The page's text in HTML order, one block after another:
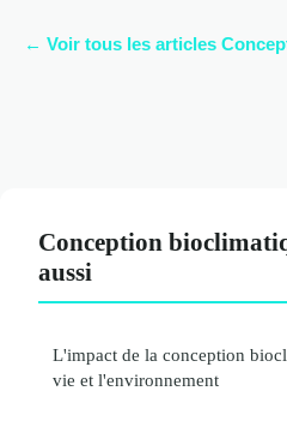
← Voir tous les articles
Conception
aussi
L'impact de la conception
vie et l'environnement